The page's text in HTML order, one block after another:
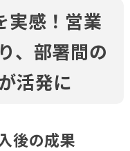
実感！営業
、部署間の
活発に
後の成果